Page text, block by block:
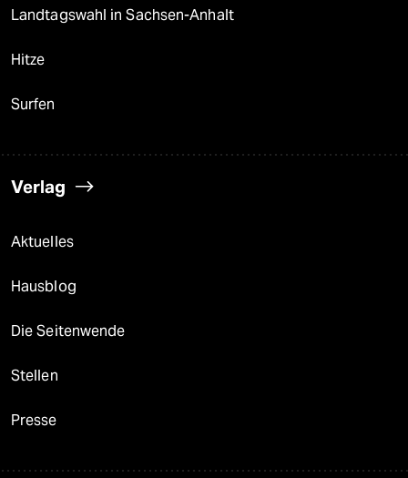
Landtagswahl in Sachsen-Anhalt
Hitze
Surfen
Verlag
Aktuelles
Hausblog
Die Seitenwende
Stellen
Presse